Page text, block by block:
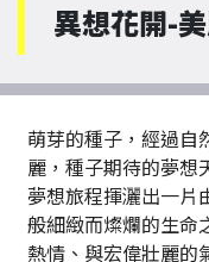
異想花開-
萌芽的種子，經過自
麗，種子期待的夢想
夢想旅程揮灑出一片
般細緻而燦爛的生命
熱情、與宏偉壯麗的